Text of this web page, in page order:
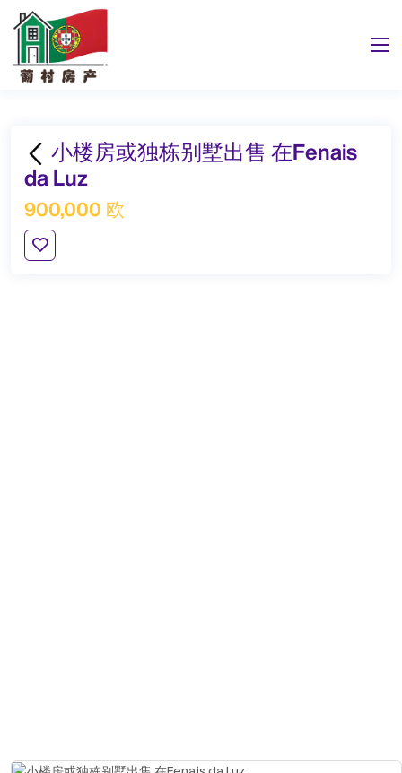
小楼房或独栋别墅出售 在Fenais
da Luz
900,000 欧